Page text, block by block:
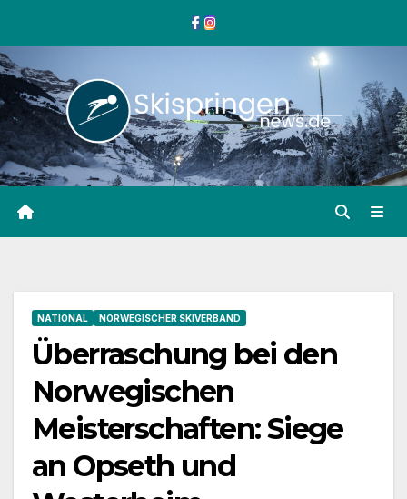
springen
NATIONAL NORWEGISCHER SKIVERBAND
Überraschung bei den
Norwegischen
Meisterschaften: Siege
an Opseth und